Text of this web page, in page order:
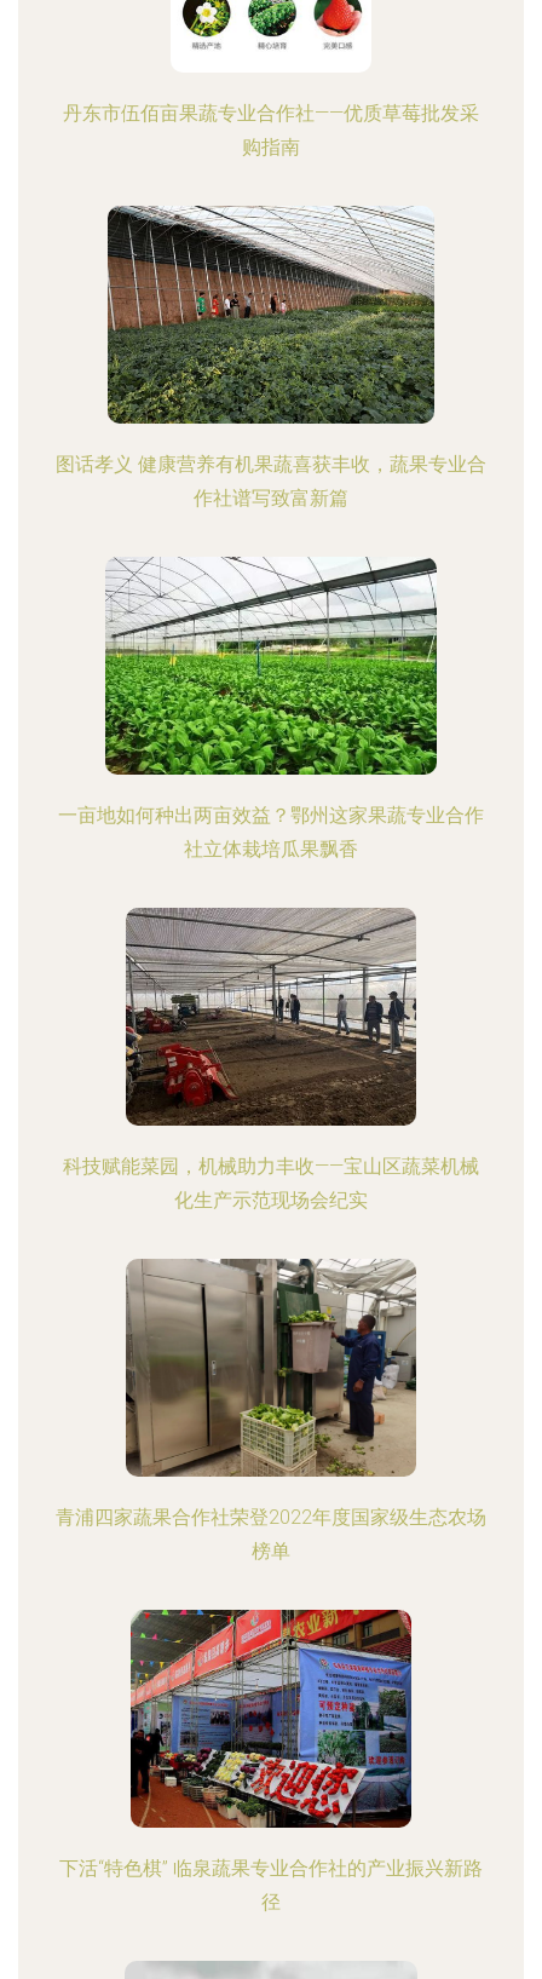
丹东市伍佰亩果蔬专业合作社——优质草莓批发采
购指南
图话孝义 健康营养有机果蔬喜获丰收，蔬果专业合
作社谱写致富新篇
一亩地如何种出两亩效益？鄂州这家果蔬专业合作
社立体栽培瓜果飘香
科技赋能菜园，机械助力丰收——宝山区蔬菜机械
化生产示范现场会纪实
青浦四家蔬果合作社荣登2022年度国家级生态农场
榜单
下活“特色棋” 临泉蔬果专业合作社的产业振兴新路
径